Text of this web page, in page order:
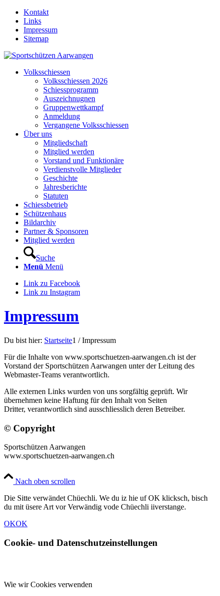
Kontakt
Links
Impressum
Sitemap
Volksschiessen
Volksschiessen 2026
Schiessprogramm
Auszeichnugnen
Gruppenwettkampf
Anmeldung
Vergangene Volksschiessen
Über uns
Mitgliedschaft
Mitglied werden
Vorstand und Funktionäre
Verdienstvolle Mitglieder
Geschichte
Jahresberichte
Statuten
Schiessbetrieb
Schützenhaus
Bildarchiv
Partner & Sponsoren
Mitglied werden
Suche
Menü Menü
Link zu Facebook
Link zu Instagram
Impressum
Du bist hier: Startseite1 / Impressum
Für die Inhalte von www.sportschuetzen-aarwangen.ch ist der
Vorstand der Sportschützen Aarwangen unter der Leitung des
Webmaster-Teams verantwortlich.
Alle externen Links wurden von uns sorgfältig geprüft. Wir
übernehmen keine Haftung für den Inhalt von Seiten
Dritter, verantwortlich sind ausschliesslich deren Betreiber.
© Copyright
Sportschützen Aarwangen
www.sportschuetzen-aarwangen.ch
Nach oben scrollen
Die Sitte verwändet Chüechli. We du iz hie uf OK klicksch, bisch
du mit üsere Art vor Verwändig vode Chüechli iiverstange.
OKOK
Cookie- und Datenschutzeinstellungen
Wie wir Cookies verwenden